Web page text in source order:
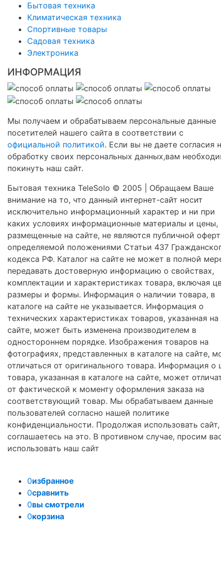
Бытовая техника
Климатическая техника
Спортивные товары
Садовая техника
Электроника
ИНФОРМАЦИЯ
Мы получаем и обрабатываем персональные данные
посетителей нашего сайта в соответствии с
официальной политикой. Если вы не даете согласия
обработку своих персональных данных,вам
покинуть наш сайт.
Бытовая техника TeleSolo © 2005 | Обращаем Ваше
внимание на то, что данный интернет-сайт носит
исключительно информационный характер и ни при
каких условиях информационные материалы и цены,
размещенные на сайте, не являются публичной
определяемой положениями Статьи 437
кодекса РФ. Каталог на сайте не может в полной
передавать достоверную информацию о свойствах,
комплектации и характеристиках товара, включая
размеры и формы. Информация о наличии товара, в
каталоге на сайте не указывается. Информация о
технических характеристиках товаров, указанная на
сайте, может быть изменена производителем в
одностороннем порядке. Изображения товаров на
фотографиях, представленных в каталоге на сайте,
отличаться от оригинального товара. Информация о
товара, указанная в каталоге на сайте, может
от фактической к моменту оформления заказа на
соответствующий товар. Мы обрабатываем данные
пользователей согласно нашей политике
конфиденциальности. Продолжая использовать
соглашаетесь на это. В противном случае, просим
использовать наш сайт
0избранное
0сравнить
0вы смотрели
0корзина